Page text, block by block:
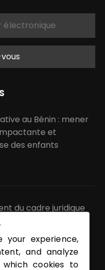
au Bénin : mener
et
des enfants
du cadre juridique
au Bénin :
your experience,
and analyze
cookies to